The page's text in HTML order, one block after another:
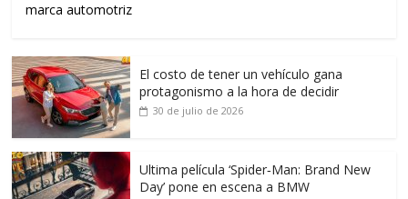
marca automotriz
El costo de tener un vehículo gana
protagonismo a la hora de decidir
30 de julio de 2026
Ultima película ‘Spider‑Man: Brand New
Day’ pone en escena a BMW